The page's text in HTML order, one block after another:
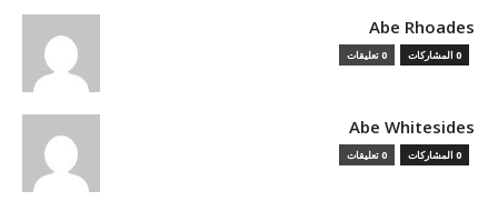
Abe Rhoades
0 المشاركات 0 تعليقات
Abe Whitesides
0 المشاركات 0 تعليقات